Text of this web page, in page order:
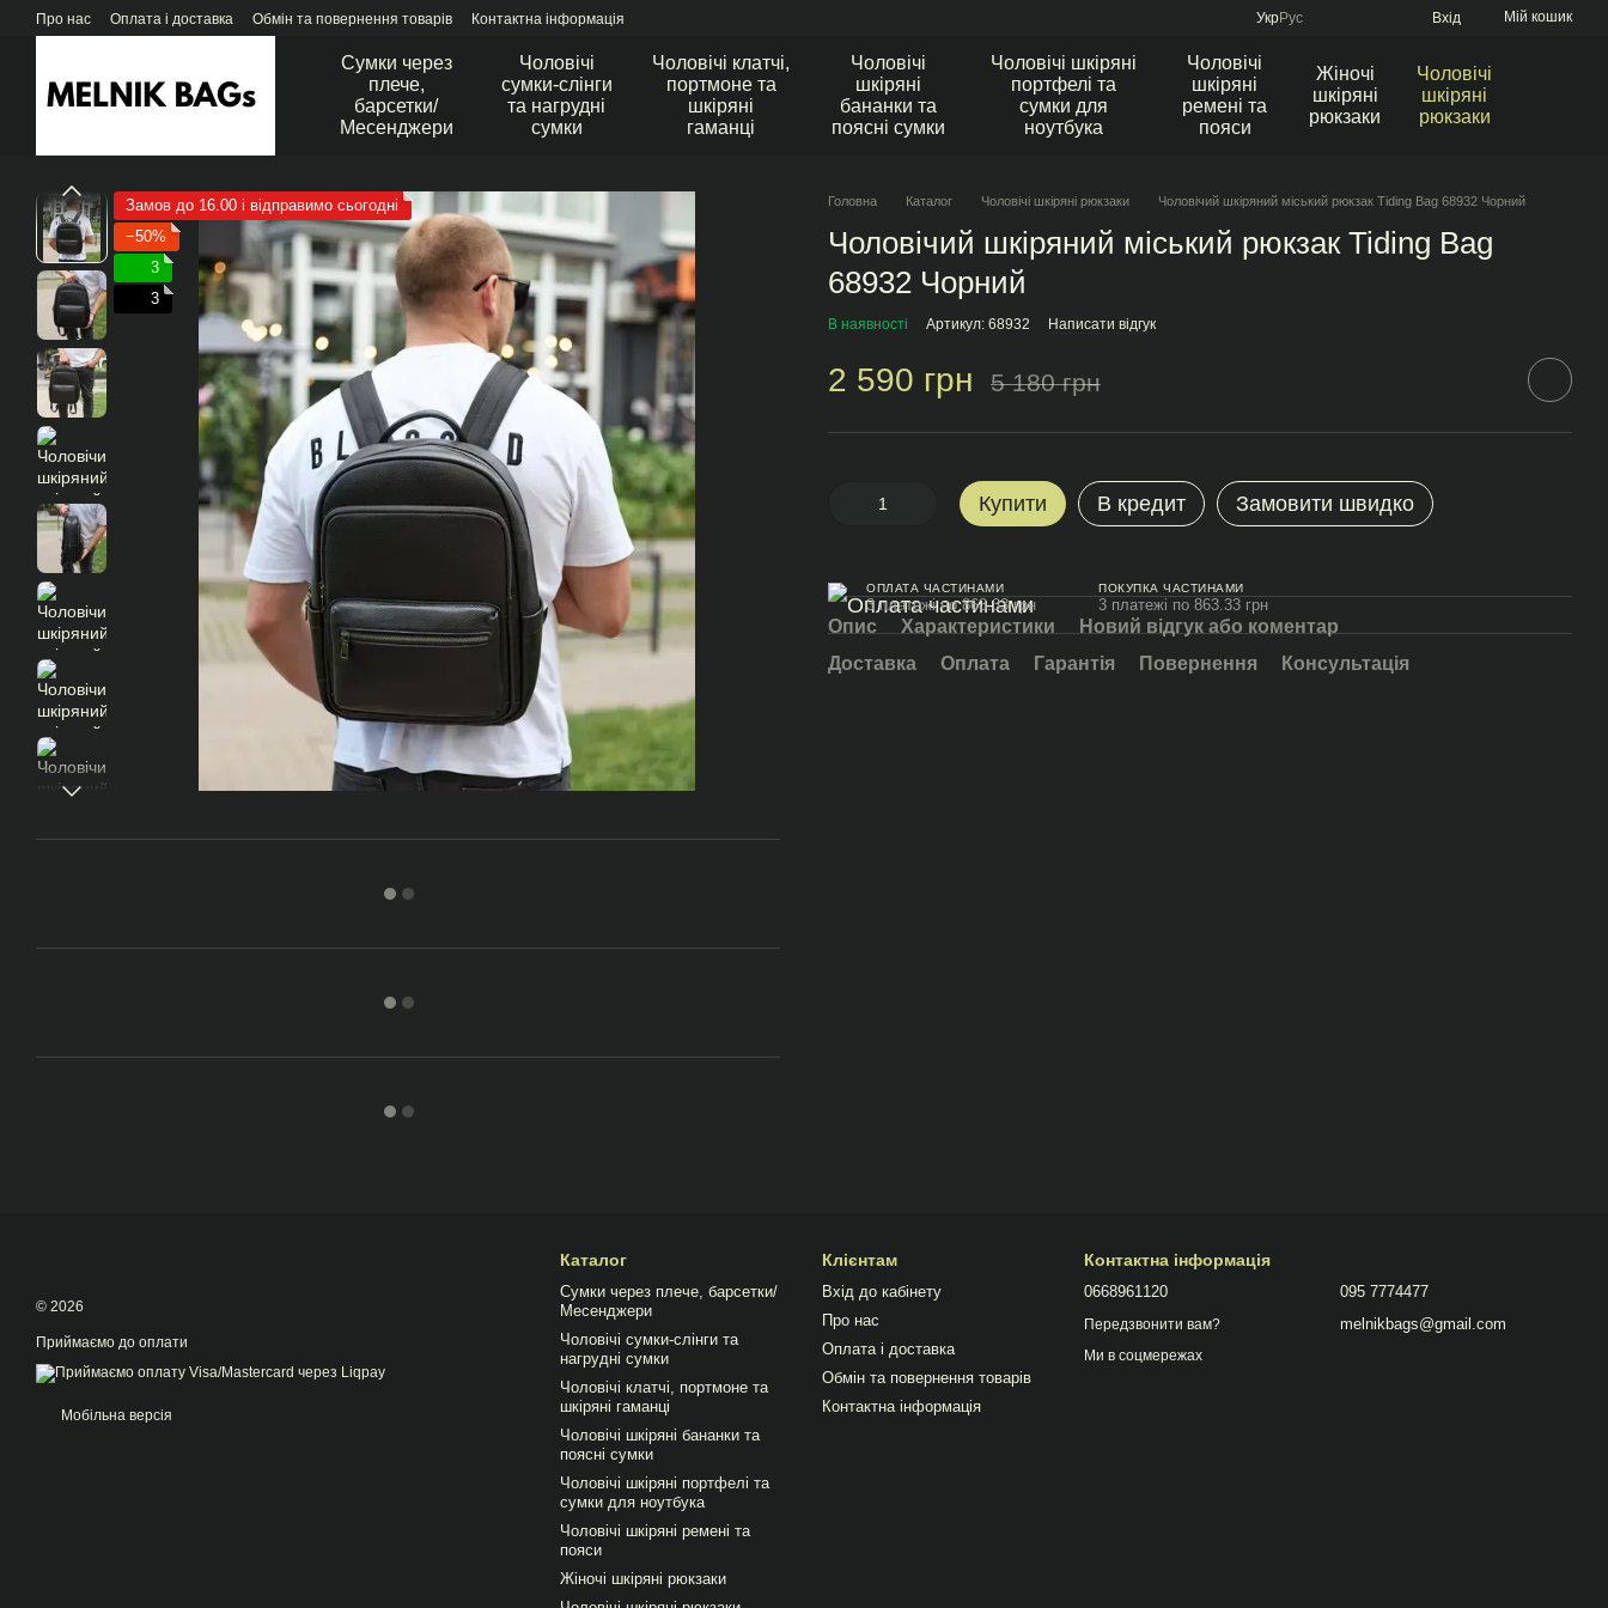
Перейти до основного контенту
Про нас Оплата і доставка Обмін та повернення товарів Контактна інформація УкрРус Вхід Мій кошик
Сумки через
плече,
барсетки/
Месенджери
Чоловічі
сумки-слінги
та нагрудні
сумки
Чоловічі клатчі,
портмоне та
шкіряні
гаманці
Чоловічі
шкіряні
бананки та
поясні сумки
Чоловічі шкіряні
портфелі та
сумки для
ноутбука
Чоловічі
шкіряні
ремені та
пояси
Жіночі
шкіряні
рюкзаки
Чоловічі
шкіряні
рюкзаки
Замов до 16.00 і відправимо сьогодні
−50%
3
3
Головна Каталог Чоловічі шкіряні рюкзаки Чоловічий шкіряний міський рюкзак Tiding Bag 68932 Чорний
Чоловічий шкіряний міський рюкзак Tiding Bag
68932 Чорний
В наявності Артикул: 68932 Написати відгук
2 590 грн 5 180 грн
Купити В кредит Замовити швидко
ОПЛАТА ЧАСТИНАМИ
3 платежі по 863.33 грн
ПОКУПКА ЧАСТИНАМИ
3 платежі по 863.33 грн
Опис Характеристики
Новий відгук або коментар
Доставка
Оплата Гарантія Повернення Консультація
© 2026
Приймаємо до оплати
Мобільна версія
Каталог
Сумки через плече, барсетки/
Месенджери
Чоловічі сумки-слінги та
нагрудні сумки
Чоловічі клатчі, портмоне та
шкіряні гаманці
Чоловічі шкіряні бананки та
поясні сумки
Чоловічі шкіряні портфелі та
сумки для ноутбука
Чоловічі шкіряні ремені та
пояси
Жіночі шкіряні рюкзаки
Клієнтам
Вхід до кабінету
Про нас
Оплата і доставка
Обмін та повернення товарів
Контактна інформація
Контактна інформація
0668961120
Передзвонити вам?
095 7774477
melnikbags@gmail.com
Ми в соцмережах